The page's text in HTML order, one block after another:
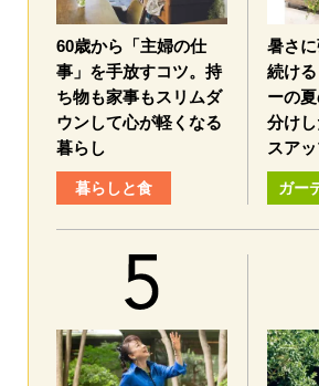
60歳から「主婦の仕
事」を手放すコツ。持
ち物も家事もスリムダ
ウンして心が軽くなる
暮らし
暮らしと食
暑さ
続け
ーの
分け
スア
ガー